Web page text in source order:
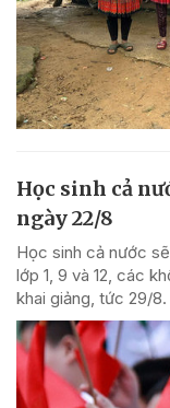
Học sinh cả
ngày 22/8
Học sinh cả nước
lớp 1, 9 và 12, các
khai giảng, tức 29/8.